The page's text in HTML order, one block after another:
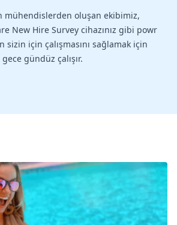
mühendislerden oluşan ekibimiz,
New Hire Survey cihazınız gibi powr
sizin için çalışmasını sağlamak için
gece gündüz çalışır.